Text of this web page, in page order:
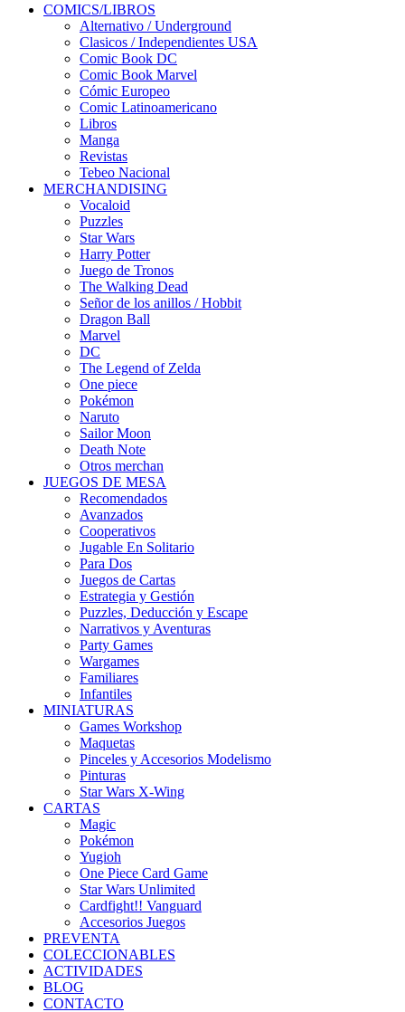
COMICS/LIBROS
Alternativo / Underground
Clasicos / Independientes USA
Comic Book DC
Comic Book Marvel
Cómic Europeo
Comic Latinoamericano
Libros
Manga
Revistas
Tebeo Nacional
MERCHANDISING
Vocaloid
Puzzles
Star Wars
Harry Potter
Juego de Tronos
The Walking Dead
Señor de los anillos / Hobbit
Dragon Ball
Marvel
DC
The Legend of Zelda
One piece
Pokémon
Naruto
Sailor Moon
Death Note
Otros merchan
JUEGOS DE MESA
Recomendados
Avanzados
Cooperativos
Jugable En Solitario
Para Dos
Juegos de Cartas
Estrategia y Gestión
Puzzles, Deducción y Escape
Narrativos y Aventuras
Party Games
Wargames
Familiares
Infantiles
MINIATURAS
Games Workshop
Maquetas
Pinceles y Accesorios Modelismo
Pinturas
Star Wars X-Wing
CARTAS
Magic
Pokémon
Yugioh
One Piece Card Game
Star Wars Unlimited
Cardfight!! Vanguard
Accesorios Juegos
PREVENTA
COLECCIONABLES
ACTIVIDADES
BLOG
CONTACTO